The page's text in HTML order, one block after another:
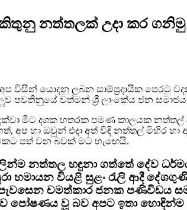
කිතුනු නත්තලක් උදා කර ගනිමු
විසින් යොදනු ලබන සාම්ප්‍රදායික පෙරටු
පවතිනුයේ වත්මන් ශ්‍රී ලාංකේය ජන
මීට දශක හතරක පමණ කාලයක නත්තල්
අප හා ඔවුන් එදා අත් විඳි නත්තල් මිහිර
පත් වන බවක් මට හැඟෙයි.
නත්තල හඳුනා ගත්තේ දේව
හමායන වියළි සුළං රැලි ආදී
චමත්කාර ජනක පණිවිඩය
පෝෂණය වූ බව අපට ඉතා